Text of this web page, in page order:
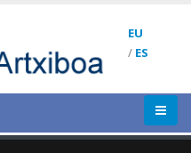
EU
/ ES